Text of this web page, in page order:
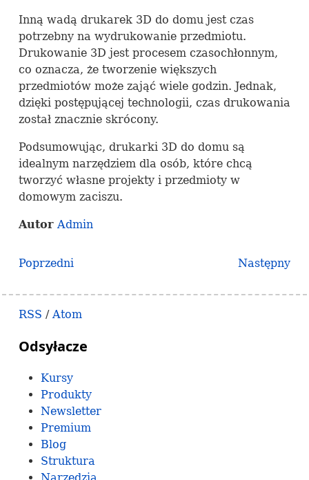
Inną wadą drukarek 3D do domu jest czas
potrzebny na wydrukowanie przedmiotu.
Drukowanie 3D jest procesem czasochłonnym,
co oznacza, że tworzenie większych
przedmiotów może zająć wiele godzin. Jednak,
dzięki postępującej technologii, czas drukowania
został znacznie skrócony.
Podsumowując, drukarki 3D do domu są
idealnym narzędziem dla osób, które chcą
tworzyć własne projekty i przedmioty w
domowym zaciszu.
AutorAdmin
Poprzedni Następny
RSS /Atom
Odsyłacze
Kursy
Produkty
Newsletter
Premium
Blog
Struktura